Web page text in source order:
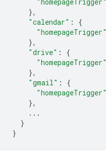
},
"calendar" :
{
"homepageTrigger"
},
"drive" :
{
"homepageTrigger"
},
"gmail" :
{
"homepageTrigger"
},
...
}
}